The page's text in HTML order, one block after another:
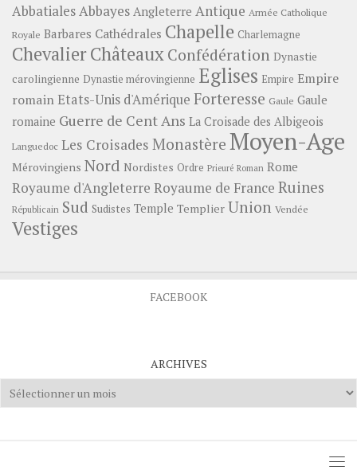
Abbatiales Abbayes Angleterre Antique Armée Catholique
Royale Barbares Cathédrales Chapelle Charlemagne
ChevalierChâteauxConfédération Dynastie
carolingienne Dynastie mérovingienne Eglises Empire Empire
romainEtats-Unis d'Amérique Forteresse Gaule Gaule
romaine Guerre de Cent Ans La Croisade des Albigeois
Languedoc Les Croisades Monastère Moyen-Age
Mérovingiens Nord Nordistes Ordre Prieuré Roman Rome
Royaume d'Angleterre Royaume de France Ruines
Républicain Sud Sudistes Temple Templier Union Vendée
Vestiges
FACEBOOK
ARCHIVES
Archives